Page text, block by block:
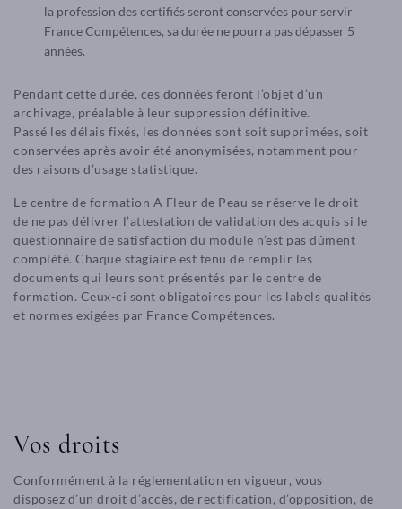
la profession des certifiés seront conservées pour servir
France Compétences, sa durée ne pourra pas dépasser 5
années.
Pendant cette durée, ces données feront l’objet d’un
archivage, préalable à leur suppression définitive.
Passé les délais fixés, les données sont soit supprimées, soit
conservées après avoir été anonymisées, notamment pour
des raisons d’usage statistique.
Le centre de formation A Fleur de Peau se réserve le droit
de ne pas délivrer l’attestation de validation des acquis si le
questionnaire de satisfaction du module n’est pas dûment
complété. Chaque stagiaire est tenu de remplir les
documents qui leurs sont présentés par le centre de
formation. Ceux-ci sont obligatoires pour les labels qualités
et normes exigées par France Compétences.
Vos droits
Conformément à la réglementation en vigueur, vous
disposez d’un droit d’accès, de rectification, d’opposition, de